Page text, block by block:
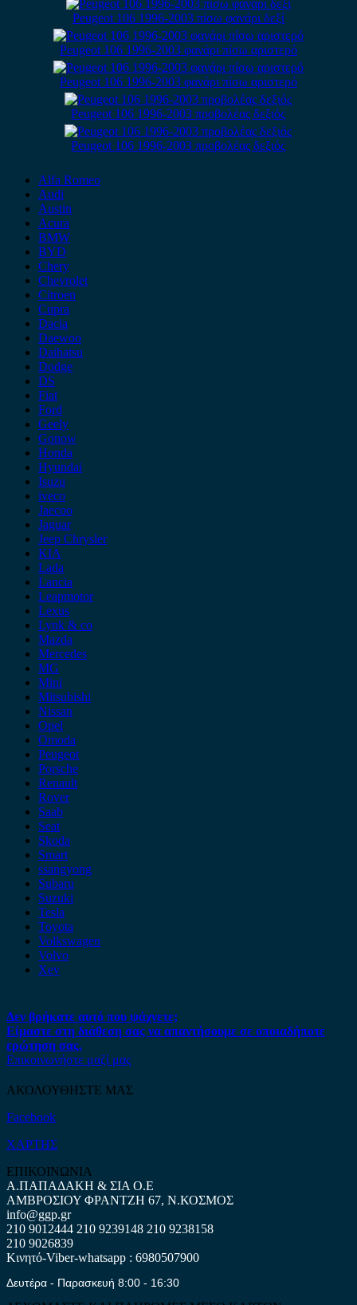
Peugeot 106 1996-2003 πίσω φανάρι δεξί
Peugeot 106 1996-2003 φανάρι πίσω αριστερό
Peugeot 106 1996-2003 φανάρι πίσω αριστερό
Peugeot 106 1996-2003 προβολέας δεξιός
Peugeot 106 1996-2003 προβολέας δεξιός
Alfa Romeo
Audi
Austin
Acura
BMW
BYD
Chery
Chevrolet
Citroen
Cupra
Dacia
Daewoo
Daihatsu
Dodge
DS
Fiat
Ford
Geely
Gonow
Honda
Hyundai
Isuzu
iveco
Jaecoo
Jaguar
Jeep Chrysler
KIA
Lada
Lancia
Leapmotor
Lexus
Lynk & co
Mazda
Mercedes
MG
Mini
Mitsubishi
Nissan
Opel
Omoda
Peugeot
Porsche
Renault
Rover
Saab
Seat
Skoda
Smart
ssangyong
Subaru
Suzuki
Tesla
Toyota
Volkswagen
Volvo
Xev
Δεν βρήκατε αυτό που ψάχνετε;
Είμαστε στη διάθεση σας να απαντήσουμε σε οποιαδήποτε
ερώτηση σας.
Επικοινωνήστε μαζί μας
ΑΚΟΛΟΥΘΗΣΤΕ ΜΑΣ
Facebook
ΧΑΡΤΗΣ
ΕΠΙΚΟΙΝΩΝΙΑ
Α.ΠΑΠΑΔΑΚΗ & ΣΙΑ Ο.Ε
ΑΜΒΡΟΣΙΟΥ ΦΡΑΝΤΖΗ 67, Ν.ΚΟΣΜΟΣ
info@ggp.gr
210 9012444 210 9239148 210 9238158
210 9026839
Κινητό-Viber-whatsapp : 6980507900
Δευτέρα - Παρασκευή 8:00 - 16:30